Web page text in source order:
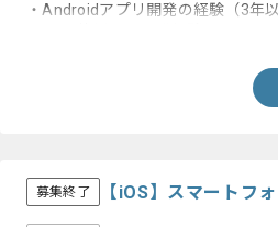
・Androidアプリ開発の経験（3年
募集終了 【iOS】スマートフ